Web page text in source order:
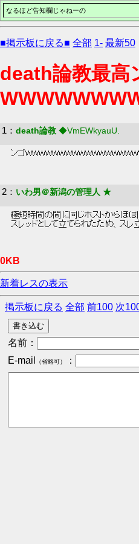
なるほど告知欄じゃねーの
■掲示板に戻る■ 全部 1- 最新50
death論教最高
1 ： death論教 ◆VmEWkyauU.
ンゴ
2 ： いわ男＠新潟の管理人 ★
極短時間の間に同じホストからほ
スレッドとして立てられたため、スレ
0KB
新着レスの表示
掲示板に戻る 全部 前100 次
名前：
E-mail
（省略可） ：